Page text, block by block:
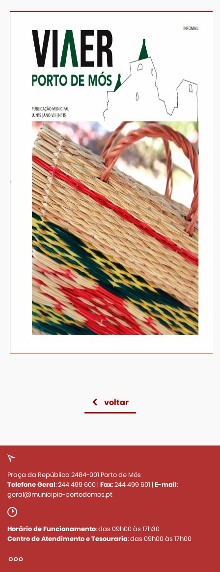
voltar
Praça da República 2484-001 Porto de Mós
Telefone Geral:244 499 600| Fax:244 499 601 | E-mail:
geral@municipio-portodemos.pt
Horário de Funcionamento: das 09h00 às 17h30
Centro de Atendimento e Tesouraria: das 09h00 às 17h00